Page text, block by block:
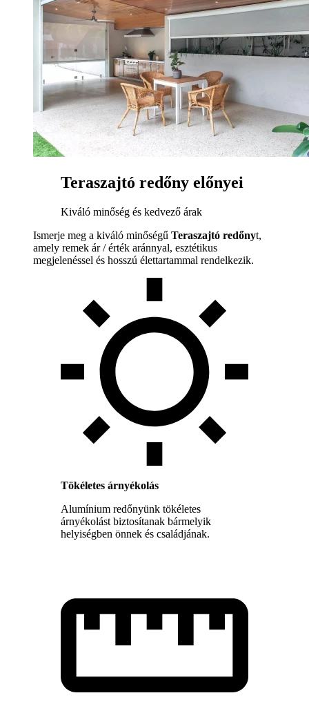
Teraszajtó redőny előnyei
Kiváló minőség és kedvező árak
Ismerje meg a kiváló minőségű Teraszajtó redőnyt,
amely remek ár / érték aránnyal, esztétikus
megjelenéssel és hosszú élettartammal rendelkezik.
Tökéletes árnyékolás
Alumínium redőnyünk tökéletes
árnyékolást biztosítanak bármelyik
helyiségben önnek és családjának.